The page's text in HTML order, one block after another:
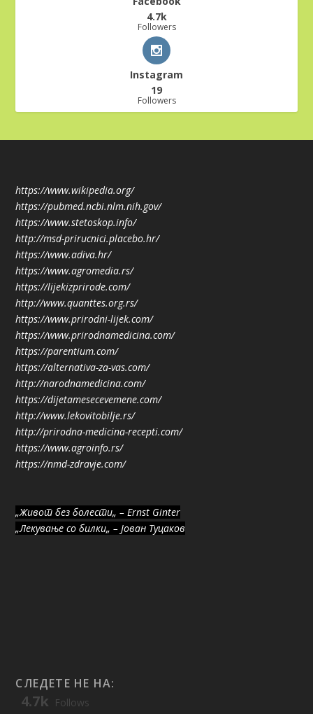
4.7k
Followers
Instagram
19
Followers
https://www.wikipedia.org/
https://pubmed.ncbi.nlm.nih.gov/
https://www.stetoskop.info/
http://msd-prirucnici.placebo.hr/
https://www.adiva.hr/
https://www.agromedia.rs/
https://lijekizprirode.com/
http://www.quanttes.org.rs/
https://www.prirodni-lijek.com/
https://www.prirodnamedicina.com/
https://parentium.com/
https://alternativa-za-vas.com/
http://narodnamedicina.com/
https://dijetamesecevemene.com/
http://www.lekovitobilje.rs/
http://prirodna-medicina-recepti.com/
https://www.agroinfo.rs/
https://nmd-zdravje.com/
„Живот без болести„ – Ernst Ginter
„Лекување со билки„ – Јован Туцаков
СЛЕДЕТЕ НЕ НА:
4.7k Follows